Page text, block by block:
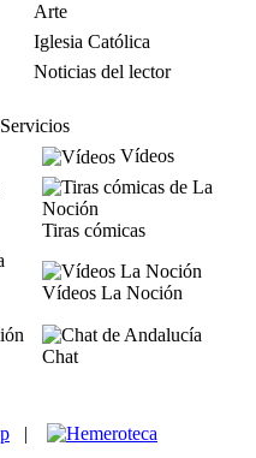
Arte
Iglesia Católica
Noticias del lector
Servicios
Vídeos
Tiras cómicas
Vídeos La Noción
Chat
|